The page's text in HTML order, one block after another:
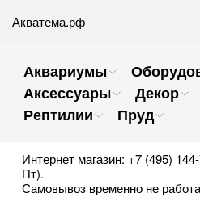
Акватема.рф
Аквариумы
Аксессуары
Декор
Рептилии
Пруд
Интернет магазин: +7 (495)
Пт).
Самовывоз временно не